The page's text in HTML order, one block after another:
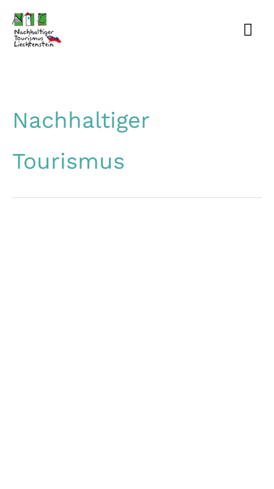
Inhalt
springen
Nachhaltiger
Tourismus